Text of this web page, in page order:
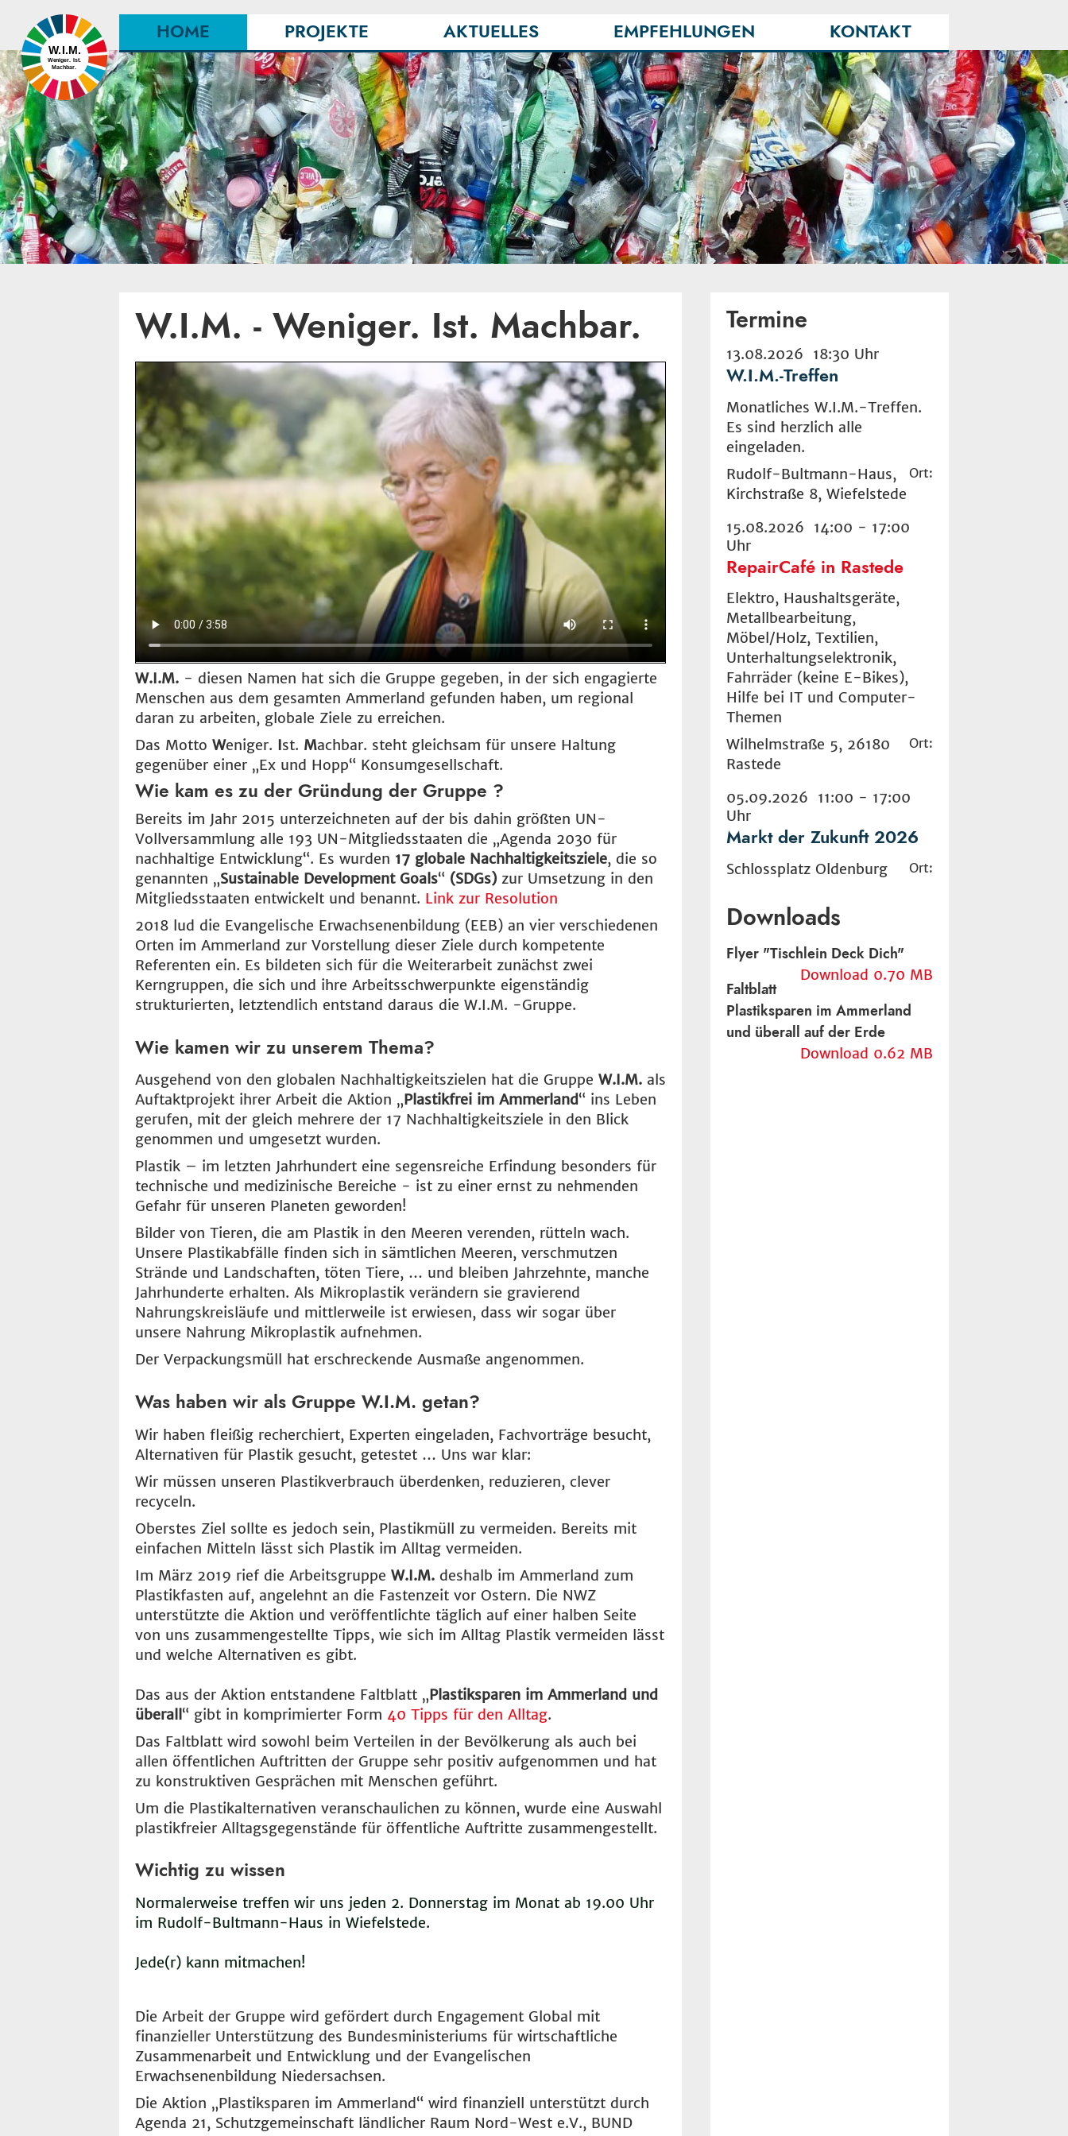
HOME PROJEKTE AKTUELLES EMPFEHLUNGEN KONTAKT
W.I.M. - Weniger. Ist. Machbar.
W.I.M. - diesen Namen hat sich die Gruppe gegeben, in der sich engagierte
Menschen aus dem gesamten Ammerland gefunden haben, um regional
daran zu arbeiten, globale Ziele zu erreichen.
Das Motto Weniger. Ist. Machbar. steht gleichsam für unsere Haltung
gegenüber einer „Ex und Hopp“ Konsumgesellschaft.
Wie kam es zu der Gründung der Gruppe ?
Bereits im Jahr 2015 unterzeichneten auf der bis dahin größten UN-
Vollversammlung alle 193 UN-Mitgliedsstaaten die „Agenda 2030 für
nachhaltige Entwicklung“. Es wurden 17 globale Nachhaltigkeitsziele, die so
genannten „Sustainable Development Goals“ (SDGs) zur Umsetzung in den
Mitgliedsstaaten entwickelt und benannt. Link zur Resolution
2018 lud die Evangelische Erwachsenenbildung (EEB) an vier verschiedenen
Orten im Ammerland zur Vorstellung dieser Ziele durch kompetente
Referenten ein. Es bildeten sich für die Weiterarbeit zunächst zwei
Kerngruppen, die sich und ihre Arbeitsschwerpunkte eigenständig
strukturierten, letztendlich entstand daraus die W.I.M. -Gruppe.
Wie kamen wir zu unserem Thema?
Ausgehend von den globalen Nachhaltigkeitszielen hat die Gruppe W.I.M. als
Auftaktprojekt ihrer Arbeit die Aktion „Plastikfrei im Ammerland“ ins Leben
gerufen, mit der gleich mehrere der 17 Nachhaltigkeitsziele in den Blick
genommen und umgesetzt wurden.
Plastik – im letzten Jahrhundert eine segensreiche Erfindung besonders für
technische und medizinische Bereiche - ist zu einer ernst zu nehmenden
Gefahr für unseren Planeten geworden!
Bilder von Tieren, die am Plastik in den Meeren verenden, rütteln wach.
Unsere Plastikabfälle finden sich in sämtlichen Meeren, verschmutzen
Strände und Landschaften, töten Tiere, … und bleiben Jahrzehnte, manche
Jahrhunderte erhalten. Als Mikroplastik verändern sie gravierend
Nahrungskreisläufe und mittlerweile ist erwiesen, dass wir sogar über
unsere Nahrung Mikroplastik aufnehmen.
Der Verpackungsmüll hat erschreckende Ausmaße angenommen.
Was haben wir als Gruppe W.I.M. getan?
Wir haben fleißig recherchiert, Experten eingeladen, Fachvorträge besucht,
Alternativen für Plastik gesucht, getestet … Uns war klar:
Wir müssen unseren Plastikverbrauch überdenken, reduzieren, clever
recyceln.
Oberstes Ziel sollte es jedoch sein, Plastikmüll zu vermeiden. Bereits mit
einfachen Mitteln lässt sich Plastik im Alltag vermeiden.
Im März 2019 rief die Arbeitsgruppe W.I.M. deshalb im Ammerland zum
Plastikfasten auf, angelehnt an die Fastenzeit vor Ostern. Die NWZ
unterstützte die Aktion und veröffentlichte täglich auf einer halben Seite
von uns zusammengestellte Tipps, wie sich im Alltag Plastik vermeiden lässt
und welche Alternativen es gibt.
Das aus der Aktion entstandene Faltblatt „Plastiksparen im Ammerland und
überall“ gibt in komprimierter Form 40 Tipps für den Alltag.
Das Faltblatt wird sowohl beim Verteilen in der Bevölkerung als auch bei
allen öffentlichen Auftritten der Gruppe sehr positiv aufgenommen und hat
zu konstruktiven Gesprächen mit Menschen geführt.
Um die Plastikalternativen veranschaulichen zu können, wurde eine Auswahl
plastikfreier Alltagsgegenstände für öffentliche Auftritte zusammengestellt.
Wichtig zu wissen
Normalerweise treffen wir uns jeden 2. Donnerstag im Monat ab 19.00 Uhr
im Rudolf-Bultmann-Haus in Wiefelstede.
Jede(r) kann mitmachen!
Die Arbeit der Gruppe wird gefördert durch Engagement Global mit
finanzieller Unterstützung des Bundesministeriums für wirtschaftliche
Zusammenarbeit und Entwicklung und der Evangelischen
Erwachsenenbildung Niedersachsen.
Die Aktion „Plastiksparen im Ammerland“ wird finanziell unterstützt durch
Agenda 21, Schutzgemeinschaft ländlicher Raum Nord-West e.V., BUND
Termine
13.08.2026 18:30 Uhr
W.I.M.-Treffen
Monatliches W.I.M.-Treffen.
Es sind herzlich alle
eingeladen.
Ort:
Rudolf-Bultmann-Haus,
Kirchstraße 8, Wiefelstede
15.08.2026 14:00 - 17:00
Uhr
RepairCafé in Rastede
Elektro, Haushaltsgeräte,
Metallbearbeitung,
Möbel/Holz, Textilien,
Unterhaltungselektronik,
Fahrräder (keine E-Bikes),
Hilfe bei IT und Computer-
Themen
Ort:
Wilhelmstraße 5, 26180
Rastede
05.09.2026 11:00 - 17:00
Uhr
Markt der Zukunft 2026
Ort:
Schlossplatz Oldenburg
Downloads
Flyer "Tischlein Deck Dich"
Download 0.70 MB
Faltblatt
Plastiksparen im Ammerland
und überall auf der Erde
Download 0.62 MB